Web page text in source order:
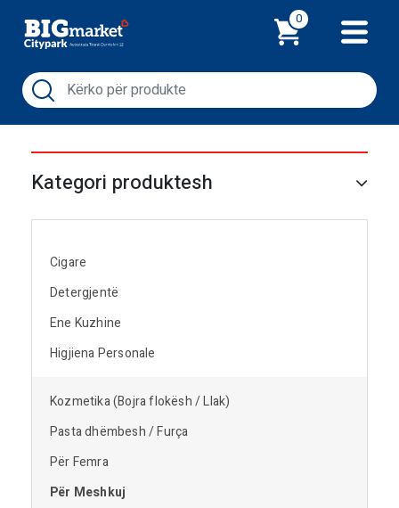
0
Kategori produktesh
Cigare
Detergjentë
Ene Kuzhine
Higjiena Personale
Kozmetika (Bojra flokësh / Llak)
Pasta dhëmbesh / Furça
Për Femra
Për Meshkuj